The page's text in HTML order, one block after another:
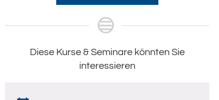
Diese Kurse & Seminare könnten Sie
interessieren